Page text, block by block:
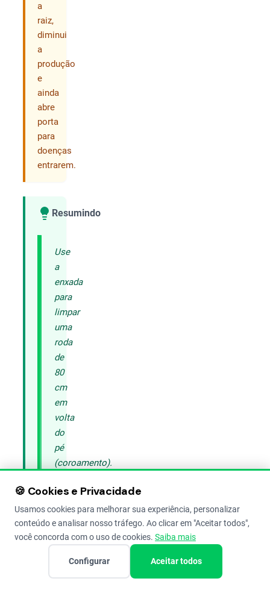
a
raiz,
diminui
a
produção
e
ainda
abre
porta
para
doenças
entrarem.
Resumindo
Use
a
enxada
para
limpar
uma
roda
de
80
cm
em
volta
do
pé
(coroamento).
para
não
ferir
o
🍪 Cookies e Privacidade
Usamos cookies para melhorar sua experiência, personalizar
conteúdo e analisar nosso tráfego. Ao clicar em "Aceitar todos",
você concorda com o uso de cookies. Saiba mais
Configurar Aceitar todos